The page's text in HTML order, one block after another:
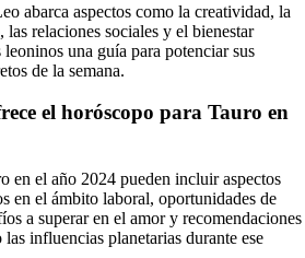
abarca aspectos como la creatividad, la
relaciones sociales y el bienestar
una guía para potenciar sus
de la semana.
el horóscopo para Tauro en
en el año 2024 pueden incluir aspectos
en el ámbito laboral, oportunidades de
a superar en el amor y recomendaciones
influencias planetarias durante ese